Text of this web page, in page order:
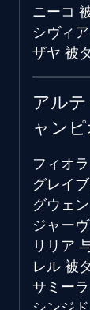
ニーコ
シヴィア
ザヤ 被
アル
ャン
フィオラ
グレイ
グウェン
ジャー
リリア
レル 被
サミーラ